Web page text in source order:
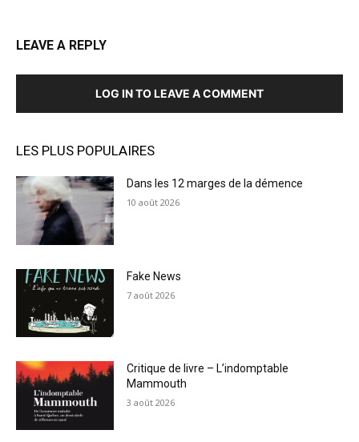
LEAVE A REPLY
LOG IN TO LEAVE A COMMENT
LES PLUS POPULAIRES
Dans les 12 marges de la démence
10 août 2026
Fake News
7 août 2026
Critique de livre – L’indomptable
Mammouth
3 août 2026